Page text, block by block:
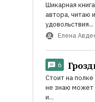
Шикарная
автора, читаю
удовольствия...
Елена
6
Стоит на
не знаю может
и...